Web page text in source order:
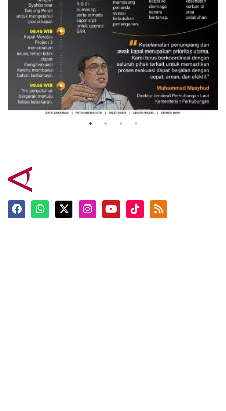
Evakuasi korban kebakaran KM
Mutiara Sentosa 2
3 Agustus 2026